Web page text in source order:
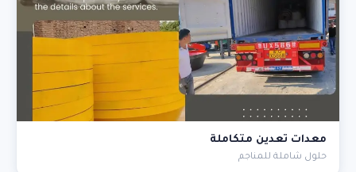
معدات تعدين متكاملة
حلول شاملة للمناجم